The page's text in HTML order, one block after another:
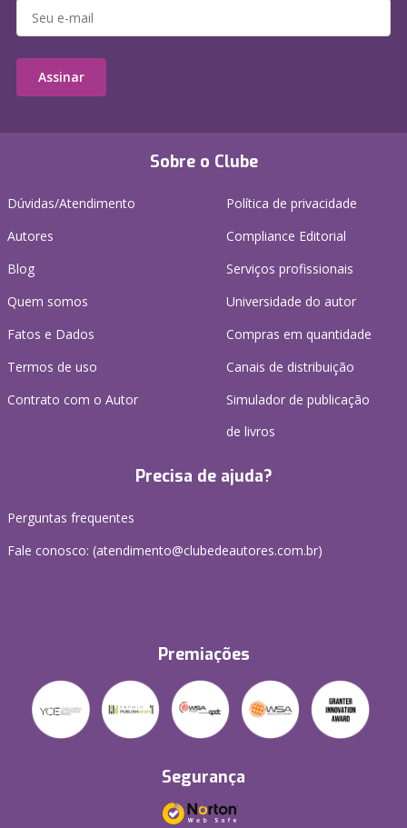
Sobre o Clube
Dúvidas/Atendimento
Autores
Blog
Quem somos
Fatos e Dados
Termos de uso
Contrato com o Autor
Política de privacidade
Compliance Editorial
Serviços profissionais
Universidade do autor
Compras em quantidade
Canais de distribuição
Simulador de publicação
de livros
Precisa de ajuda?
Perguntas frequentes
Fale conosco: (atendimento@clubedeautores.com.br)
Premiações
Segurança
Assinar